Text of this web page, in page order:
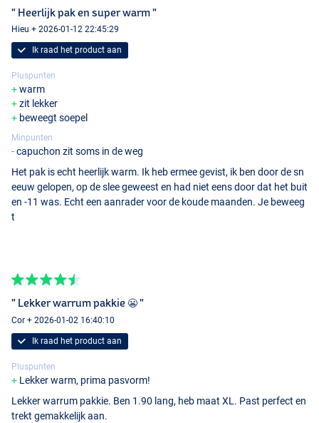
" Heerlijk pak en super warm "
Hieu + 2026-01-12 22:45:29
Ik raad het product aan
Pluspunten
warm
zit lekker
beweegt soepel
Minpunten
capuchon zit soms in de weg
Het pak is echt heerlijk warm. Ik heb ermee gevist, ik ben door de sn
eeuw gelopen, op de slee geweest en had niet eens door dat het buit
en -11 was. Echt een aanrader voor de koude maanden. Je beweeg
t
" Lekker warrum pakkie 😬 "
Cor + 2026-01-02 16:40:10
Ik raad het product aan
Pluspunten
Lekker warm, prima pasvorm!
Lekker warrum pakkie. Ben 1.90 lang, heb maat XL. Past perfect en
trekt gemakkelijk aan.